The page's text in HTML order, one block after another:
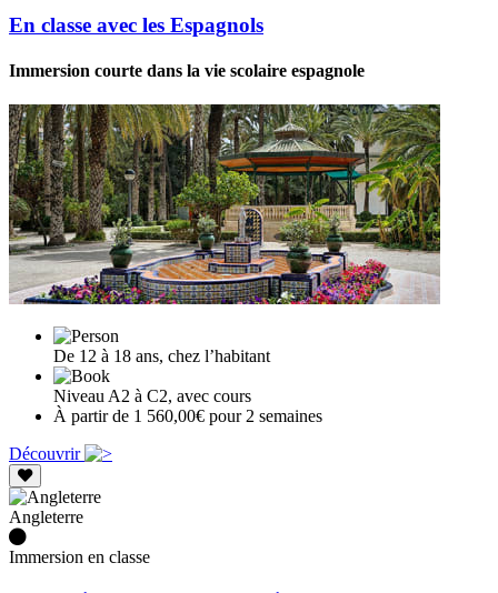
En classe avec les Espagnols
Immersion courte dans la vie scolaire espagnole
De 12 à 18 ans, chez l’habitant
Niveau A2 à C2, avec cours
À partir de 1 560,00€ pour 2 semaines
Découvrir
Angleterre
Immersion en classe